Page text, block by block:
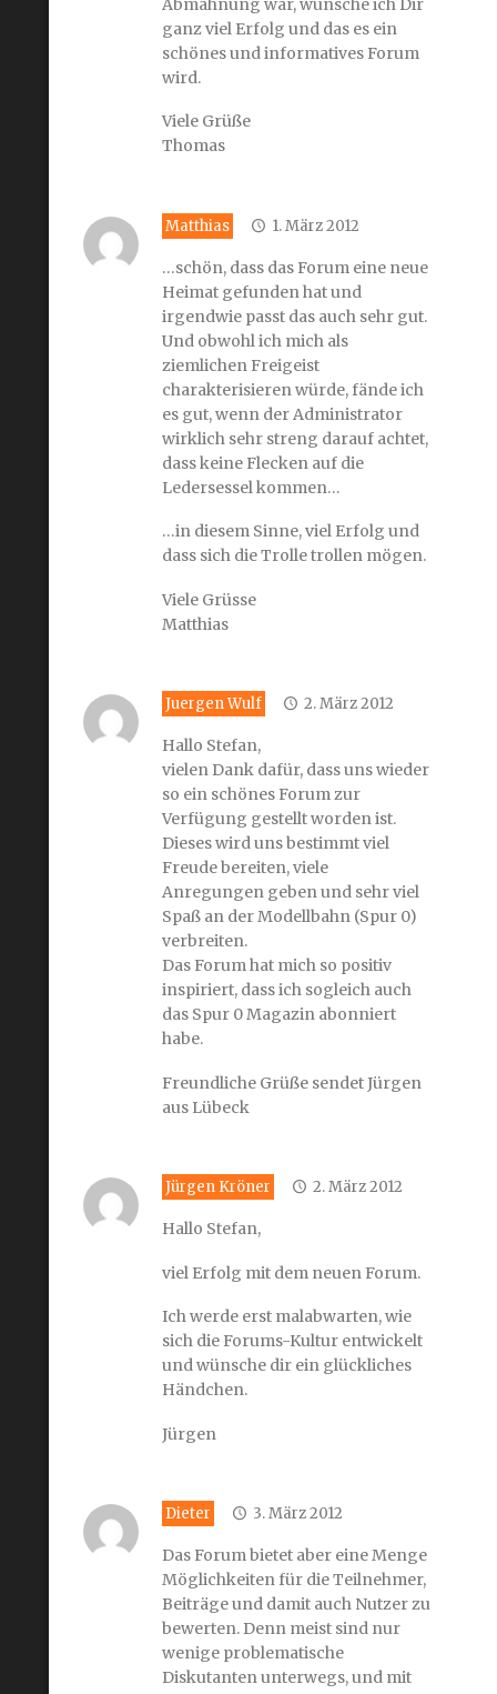
Abmahnung war, wünsche ich Dir
ganz viel Erfolg und das es ein
schönes und informatives Forum
wird.
Viele Grüße
Thomas
Matthias 1. März 2012
…schön, dass das Forum eine neue
Heimat gefunden hat und
irgendwie passt das auch sehr gut.
Und obwohl ich mich als
ziemlichen Freigeist
charakterisieren würde, fände ich
es gut, wenn der Administrator
wirklich sehr streng darauf achtet,
dass keine Flecken auf die
Ledersessel kommen…
…in diesem Sinne, viel Erfolg und
dass sich die Trolle trollen mögen.
Viele Grüsse
Matthias
Juergen Wulf 2. März 2012
Hallo Stefan,
vielen Dank dafür, dass uns wieder
so ein schönes Forum zur
Verfügung gestellt worden ist.
Dieses wird uns bestimmt viel
Freude bereiten, viele
Anregungen geben und sehr viel
Spaß an der Modellbahn (Spur 0)
verbreiten.
Das Forum hat mich so positiv
inspiriert, dass ich sogleich auch
das Spur 0 Magazin abonniert
habe.
Freundliche Grüße sendet Jürgen
aus Lübeck
Jürgen Kröner 2. März 2012
Hallo Stefan,
viel Erfolg mit dem neuen Forum.
Ich werde erst malabwarten, wie
sich die Forums-Kultur entwickelt
und wünsche dir ein glückliches
Händchen.
Jürgen
Dieter 3. März 2012
Das Forum bietet aber eine Menge
Möglichkeiten für die Teilnehmer,
Beiträge und damit auch Nutzer zu
bewerten. Denn meist sind nur
wenige problematische
Diskutanten unterwegs, und mit